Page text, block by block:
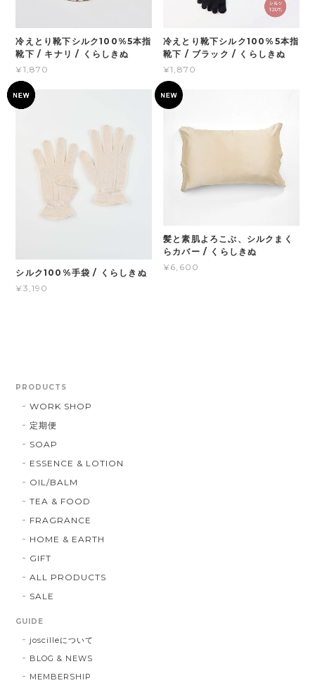
冷えとり靴下シルク100%5本指
靴下 / キナリ / くらしきぬ
¥1,870
冷えとり靴下シルク100%5本指
靴下 / ブラック / くらしきぬ
¥1,870
シルク100%手袋 / くらしきぬ
¥3,190
髪と素肌よろこぶ、シルクまく
らカバー / くらしきぬ
¥6,600
PRODUCTS
WORK SHOP
定期便
SOAP
ESSENCE & LOTION
OIL/BALM
TEA & FOOD
FRAGRANCE
HOME & EARTH
GIFT
ALL PRODUCTS
SALE
GUIDE
joscilleについて
BLOG & NEWS
MEMBERSHIP